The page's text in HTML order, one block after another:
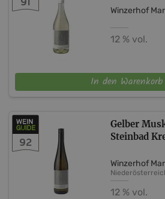
Winzerhof
12 % vol.
In den Warenkorb
Gelber
Steinbad
Winzerhof
12 % vol.
92